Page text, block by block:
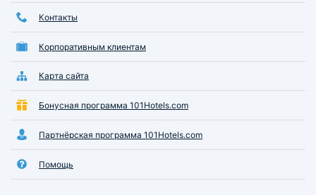
Контакты
Корпоративным клиентам
Карта сайта
Бонусная программа 101Hotels.com
Партнёрская программа 101Hotels.com
Помощь